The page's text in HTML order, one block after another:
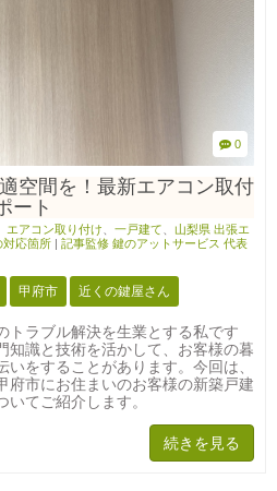
0
空間を！最新エアコン取付
ート
エアコン取り付け 一戸建て
山梨県 出張エ
対応箇所 | 記事監修 鍵のアットサービス 代表
甲府市 近くの鍵屋さん
トラブル解決を生業とする私です
知識と技術を活かして、お客様の暮
いをすることがあります。今回は、
府市にお住まいのお客様の新築戸建
てご紹介します。
続きを見る